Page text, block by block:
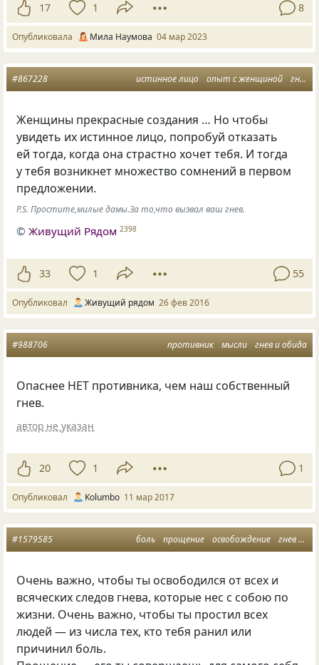
17 1 8
Опубликовала Мила Наумова 04 мар 2023
истинное лицо опыт с женщиной гнев и обида
#867228
Женщины прекрасные создания … Но чтобы
увидеть их истинное лицо, попробуй отказать
ей тогда, когда она страстно хочет тебя. И тогда
у тебя возникнет множество сомнений в первом
предложении.
P.S. Простите,милые дамы.За то,что вызвал ваш гнев.
©Живущий Рядом 2398
33 1 55
Опубликовал Живущий рядом 26 фев 2016
противник мысли гнев и обида
#988706
Опаснее НЕТ противника, чем наш собственный
гнев.
автор не указан
20 1 1
Опубликовал Kolumbo 11 мар 2017
боль прощение освобождение гнев и обида
#1579585
Очень важно, чтобы ты освободился от всех и
всяческих следов гнева, которые нес с собою по
жизни. Очень важно, чтобы ты простил всех
людей — из числа тех, кто тебя ранил или
причинил боль.